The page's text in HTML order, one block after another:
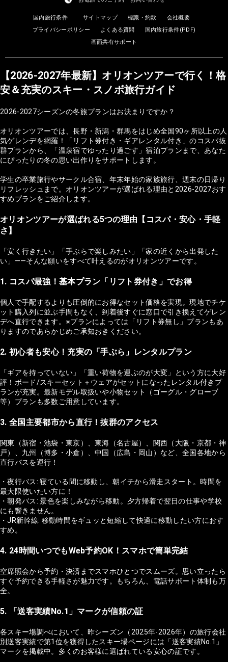
国内旅行条件 サイトマップ 標識・約款
会社概要
プライバシーポリシー
よくある質問
国内旅行条件(PDF)
画面共有サポート
【2026-2027年最新】オリオンツアーで行く！格
安＆充実のスキー・スノボ旅行ガイド
2026-2027シーズンの冬旅プランはお決まりですか？
オリオンツアーでは、長野・新潟・群馬をはじめ全国90ヶ所以上の人
気ゲレンデを網羅！「リフト券付き・ギアレンタル付き」のコスパ抜
群プランから、「温泉宿でゆったり過ごす」宿泊プランまで、あなた
にぴったりの冬の思い出作りをサポートします。
学生の卒業旅行やサークル合宿、年末年始の家族旅行、週末の日帰り
リフレッシュまで。オリオンツアーが選ばれる理由と2026-2027おす
すめプランをご紹介します。
オリオンツアーが選ばれる5つの理由【コスパ・安心・手軽
さ】
「安く行きたい」「手ぶらで楽しみたい」「家の近くから出発した
い」——そんな願いをすべて叶えるのがオリオンツアーです。
1. コスパ最強！基本プラン「リフト券付き」でお得
個人で手配するよりも圧倒的にお得なセット価格を実現。現地でチケ
ット購入列に並ぶ手間もなく、到着後すぐに窓口で引き換えてゲレン
デへ直行できます。※プランによっては「リフト券無し」プランもあ
りますのであらかじめご承知おきください。
2. 初心者も安心！充実の「手ぶら」レンタルプラン
「ギアを持っていない」「重い荷物を運ぶのが大変」という方に大好
評！ボード/スキーセット＋ウェアがセットになったレンタル付きプ
ランが充実。最新モデル取扱いや小物セット（ゴーグル・グローブ
等）プランも多数ご用意しています。
3. 全国主要都市から直行！抜群のアクセス
関東（新宿・池袋・東京）、東海（名古屋）、関西（大阪・京都・神
戸）、九州（博多・小倉）、中国（広島・岡山）など、全国各地から
直行バスを運行！
・夜行バス: 寝ている間に移動し、朝イチから滑走スタート。時間を
最大限使いたい方に！
・朝発バス: 景色を楽しみながら移動。夕方帰着で翌日の仕事や学校
にも響きません。
・JR新幹線: 移動時間をギュッと短縮して快適に移動したい方におす
すめ。
4. 24時間いつでもWeb予約OK！スマホで簡単完結
空席照会から予約・決済までスマホひとつでスムーズ。思い立ったら
すぐ予約できる手軽さが魅力です。もちろん、電話サポート体制も万
全。
5. 「送客実績No.1」マークが信頼の証
各スキー場調べにおいて、昨シーズン（2025年-2026年）の旅行会社
別送客実績で第1位を獲得したスキー場ページには「送客実績No.1」
マークを掲載中。多くのお客様に選ばれている安心の証です。